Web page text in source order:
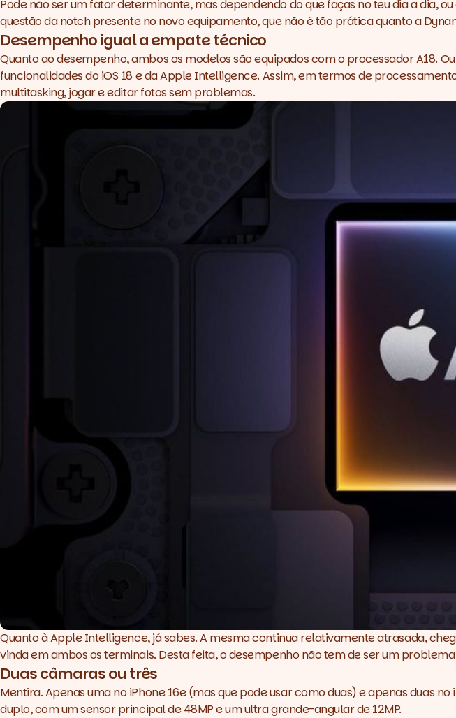
Pode não ser um fator determinante, mas dependendo do que faças no teu dia a dia,
questão danotchpresente no novo equipamento, que não é tão prática quanto a
Desempenho igual a empate técnico
Quanto ao desempenho, ambos os modelos são equipados com o processador A18.
funcionalidades do iOS 18 e da Apple Intelligence. Assim, em termos de
multitasking, jogar e editar fotos sem problemas.
Quanto à Apple Intelligence, já sabes. A mesma continua relativamente atrasada,
vinda em ambos os terminais. Desta feita, o desempenho não tem de ser um
Duas câmaras ou três
Mentira. Apenas uma no iPhone 16e (mas que pode usar como duas) e apenas duas
duplo, com um sensor principal de 48MP e um ultra grande-angular de 12MP.